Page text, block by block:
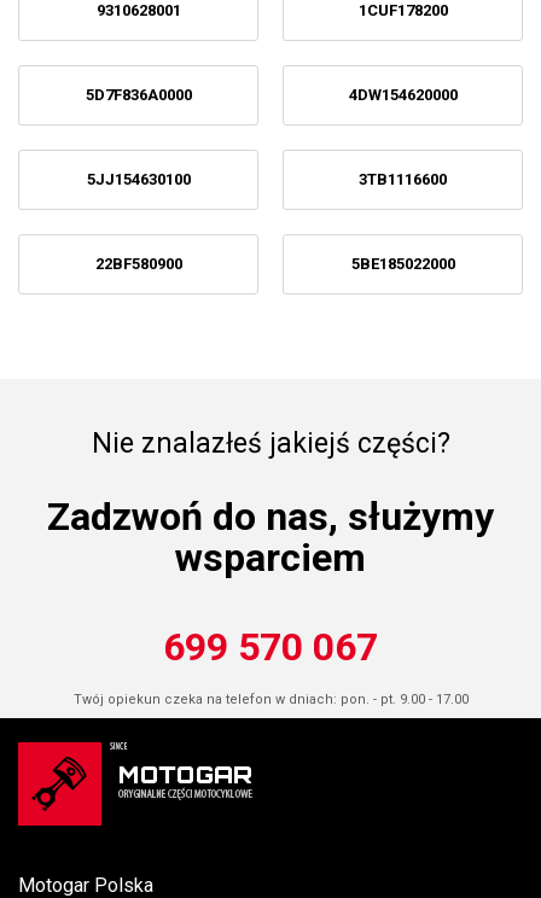
9310628001 1CUF178200
5D7F836A0000 4DW154620000
5JJ154630100 3TB1116600
22BF580900 5BE185022000
Nie znalazłeś jakiejś części?
Zadzwoń do nas, służymy
wsparciem
699 570 067
Twój opiekun czeka na telefon w dniach: pon. - pt. 9.00 - 17.00
Motogar Polska